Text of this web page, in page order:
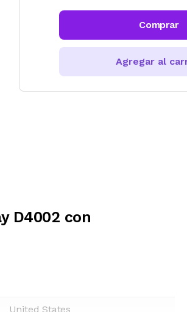
Comprar
Agregar al
D4002 con
United States